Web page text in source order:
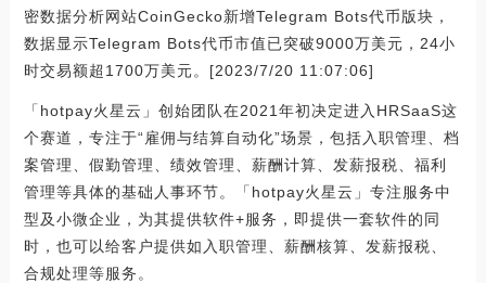
密数据分析网站CoinGecko新增Telegram Bots代币版块，
数据显示Telegram Bots代币市值已突破9000万美元，24小
时交易额超1700万美元。[2023/7/20 11:07:06]
「hotpay火星云」创始团队在2021年初决定进入HRSaaS这
个赛道，专注于“雇佣与结算自动化”场景，包括入职管理、档
案管理、假勤管理、绩效管理、薪酬计算、发薪报税、福利
管理等具体的基础人事环节。「hotpay火星云」专注服务中
型及小微企业，为其提供软件+服务，即提供一套软件的同
时，也可以给客户提供如入职管理、薪酬核算、发薪报税、
合规处理等服务。